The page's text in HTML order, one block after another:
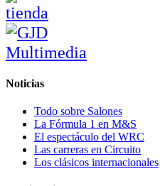
Noticias
Todo sobre Salones
La Fórmula 1 en M&S
El espectáculo del WRC
Las carreras en Circuito
Los clásicos internacionales